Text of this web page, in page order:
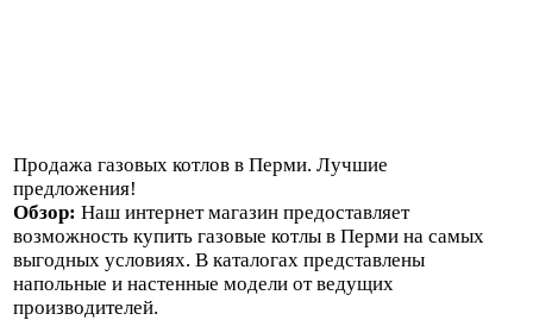
Продажа газовых котлов в Перми. Лучшие
предложения!
Обзор: Наш интернет магазин предоставляет
возможность купить газовые котлы в Перми на самых
выгодных условиях. В каталогах представлены
напольные и настенные модели от ведущих
производителей.